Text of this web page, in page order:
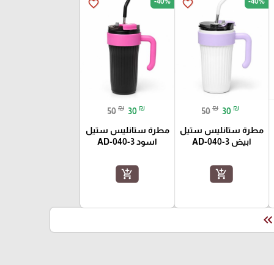
favorite_border
50 ₪ 30 ₪
مطرة ستانليس ستيل
ابيض AD-040-3
add_shopping_cart
favorite_border
50 ₪ 30 ₪
مطرة ستانليس ستيل
اسود AD-040-3
add_shopping_cart
keyboard_double_arrow_left